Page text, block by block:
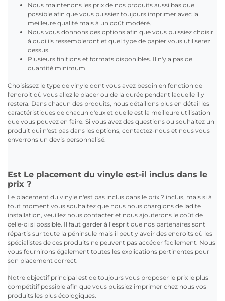
Nous maintenons les prix de nos produits aussi bas que
possible afin que vous puissiez toujours imprimer avec la
meilleure qualité mais à un coût modéré.
Nous vous donnons des options afin que vous puissiez choisir
à quoi ils ressembleront et quel type de papier vous utiliserez
dessus.
Plusieurs finitions et formats disponibles. Il n'y a pas de
quantité minimum.
Choisissez le type de vinyle dont vous avez besoin en fonction de
l'endroit où vous allez le placer ou de la durée pendant laquelle il y
restera. Dans chacun des produits, nous détaillons plus en détail les
caractéristiques de chacun d'eux et quelle est la meilleure utilisation
que vous pouvez en faire. Si vous avez des questions ou souhaitez un
produit qui n'est pas dans les options, contactez-nous et nous vous
enverrons un devis personnalisé.
Est Le placement du vinyle est-il inclus dans le
prix ?
Le placement du vinyle n'est pas inclus dans le prix ? inclus, mais si à
tout moment vous souhaitez que nous nous chargions de ladite
installation, veuillez nous contacter et nous ajouterons le coût de
celle-ci si possible. Il faut garder à l’esprit que nos partenaires sont
répartis sur toute la péninsule mais il peut y avoir des endroits où les
spécialistes de ces produits ne peuvent pas accéder facilement. Nous
vous fournirons également toutes les explications pertinentes pour
son placement correct.
Notre objectif principal est de toujours vous proposer le prix le plus
compétitif possible afin que vous puissiez imprimer chez nous vos
produits les plus écologiques.